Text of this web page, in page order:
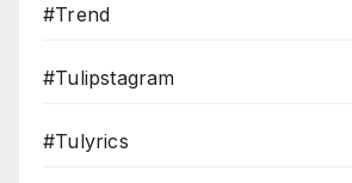
#Trend
#Tulipstagram
#Tulyrics